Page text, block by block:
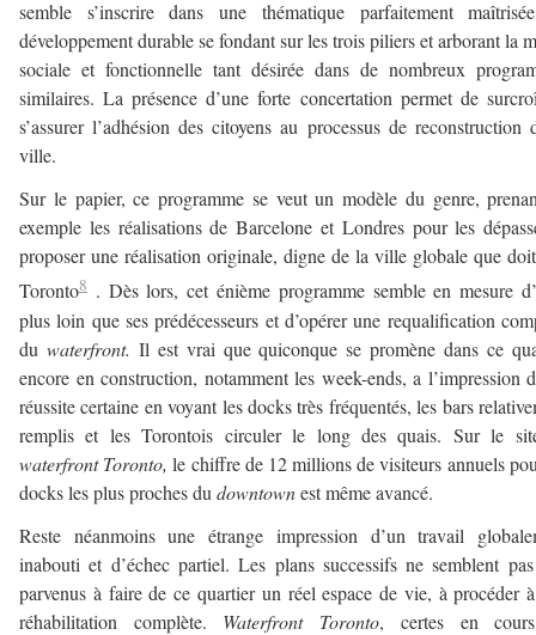
semble s’inscrire dans une thématique parfaitement
développement durable se fondant sur les trois piliers et arborant la
sociale et fonctionnelle tant désirée dans de nombreux
similaires. La présence d’une forte concertation permet de
s’assurer l’adhésion des citoyens au processus de reconstruction
ville.
Sur le papier, ce programme se veut un modèle du genre,
exemple les réalisations de Barcelone et Londres pour les
proposer une réalisation originale, digne de la ville globale que
Toronto8 . Dès lors, cet énième programme semble en mesure
plus loin que ses prédécesseurs et d’opérer une requalification
du waterfront. Il est vrai que quiconque se promène dans ce
encore en construction, notamment les week-ends, a l’impression
réussite certaine en voyant les docks très fréquentés, les bars
remplis et les Torontois circuler le long des quais. Sur le
waterfront Toronto, le chiffre de 12 millions de visiteurs annuels
docks les plus proches du downtownest même avancé.
Reste néanmoins une étrange impression d’un travail
inabouti et d’échec partiel. Les plans successifs ne semblent
parvenus à faire de ce quartier un réel espace de vie, à procéder
réhabilitation complète. Waterfront Toronto, certes en